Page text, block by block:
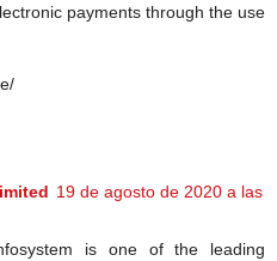
payments through the use
19 de agosto de 2020 a las
is one of the leading